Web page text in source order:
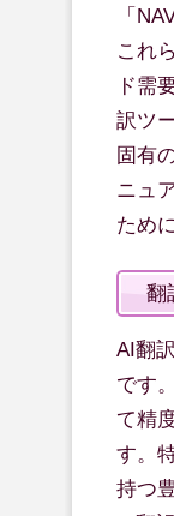
「
これ
ド需
訳ツ
固有
ニュ
ため
翻
AI翻
です
て精
す。
持つ